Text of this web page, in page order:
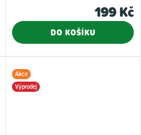
199 Kč
DO KOŠÍKU
Akce
Výprodej